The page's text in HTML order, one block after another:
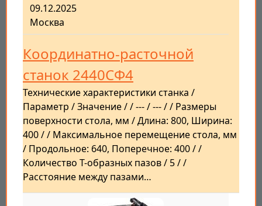
09.12.2025
Москва
Координатно-расточной
станок 2440СФ4
Технические характеристики станка /
Параметр / Значение / / --- / --- / / Размеры
поверхности стола, мм / Длина: 800, Ширина:
400 / / Максимальное перемещение стола, мм
/ Продольное: 640, Поперечное: 400 / /
Количество Т-образных пазов / 5 / /
Расстояние между пазами…